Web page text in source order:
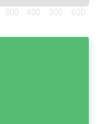
300 400 500 600